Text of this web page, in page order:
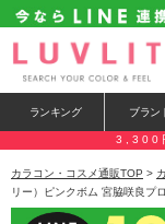
ランキング ブラン
3,300
カラコン・コスメ通販TOP >
リー）ピンクボム 宮脇咲良プ